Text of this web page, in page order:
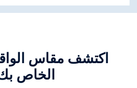
اكتشف مقاس
الخاص